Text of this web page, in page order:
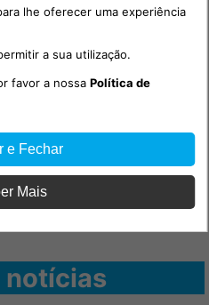
notícias
lhe oferecer uma experiência
a sua utilização.
favor a nossaPolítica de
e Fechar
Mais